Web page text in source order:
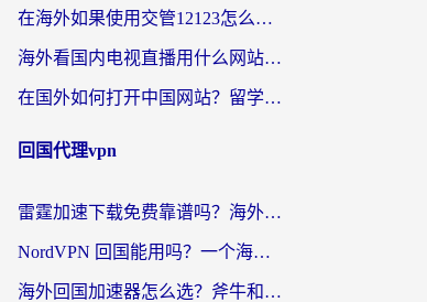
在海外如果使用交管12123怎么处理？留学生亲测有效的回国加速方案
海外看国内电视直播用什么网站比较好？一篇解决你所有追剧难题的实用指南
在国外如何打开中国网站？留学生与海外华人的无缝访问指南
回国代理vpn
雷霆加速下载免费靠谱吗？海外党选回国加速器的避坑指南（附热门工具对比）
NordVPN 回国能用吗？一个海外用户必须面对的真实困境
海外回国加速器怎么选？斧牛和海龟哪个好？一篇帮你避开坑的实用指南